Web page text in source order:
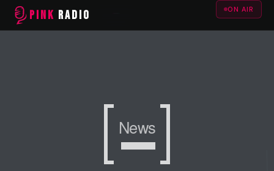
PINK RADIO ON AIR
News
News
News